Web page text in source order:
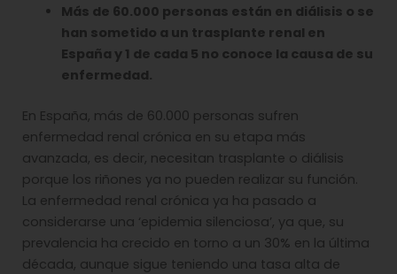
Más de 60.000 personas están en diálisis o se
han sometido a un trasplante renal en
España y 1 de cada 5 no conoce la causa de su
enfermedad.
En España, más de 60.000 personas sufren
enfermedad renal crónica en su etapa más
avanzada, es decir, necesitan trasplante o diálisis
porque los riñones ya no pueden realizar su función.
La enfermedad renal crónica ya ha pasado a
considerarse una ‘epidemia silenciosa’, ya que, su
prevalencia ha crecido en torno a un 30% en la última
década, aunque sigue teniendo una tasa alta de